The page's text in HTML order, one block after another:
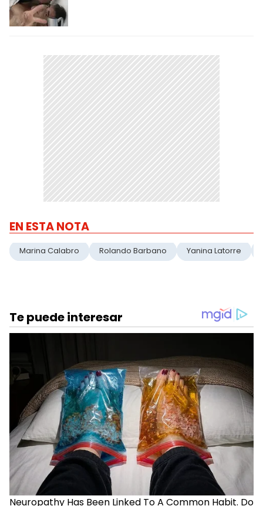
EN ESTA NOTA
Marina Calabro Rolando Barbano Yanina Latorre